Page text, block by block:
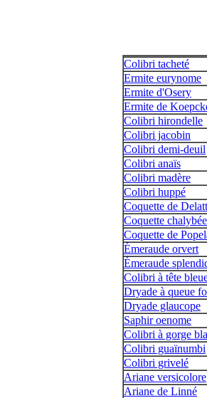
Colibri tacheté
Ermite eurynome
Ermite d'Osery
Ermite de
Colibri hirondelle
Colibri jacobin
Colibri demi-deuil
Colibri anaïs
Colibri madère
Colibri huppé
Coquette de
Coquette chalybée
Coquette de
Émeraude orvert
Émeraude
Colibri à tête
Dryade à queue
Dryade glaucope
Saphir oenome
Colibri à gorge
Colibri guaïnumbi
Colibri grivelé
Ariane versicolore
Ariane de Linné